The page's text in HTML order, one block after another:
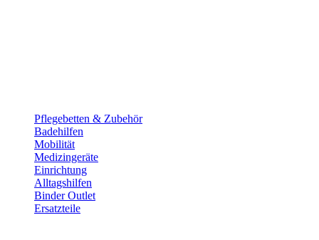
Pflege­betten & Zubehör
Badehilfen
Mobilität
Medizingeräte
Einrichtung
Alltags­hilfen
Binder Outlet
Ersatzteile